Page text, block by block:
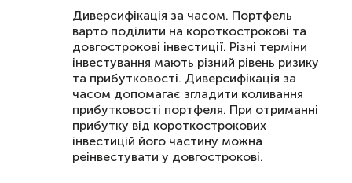
Диверсифікація за часом. Портфель
варто поділити на короткострокові та
довгострокові інвестиції. Різні терміни
інвестування мають різний рівень ризику
та прибутковості. Диверсифікація за
часом допомагає згладити коливання
прибутковості портфеля. При отриманні
прибутку від короткострокових
інвестицій його частину можна
реінвестувати у довгострокові.